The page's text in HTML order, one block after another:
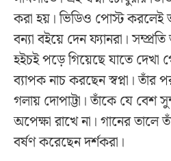
করা হয়। ভিডিও পোস্ট করলেই
বন্যা বইয়ে দেন ফ্যানরা।
হইচই পড়ে গিয়েছে যাতে দেখা
ব্যাপক নাচ করছেন স্বপ্না।
গলায় দোপাট্টা। তাঁকে যে বেশ
অপেক্ষা রাখে না। গানের তালে
বর্ষণ করেছেন দর্শকরা।